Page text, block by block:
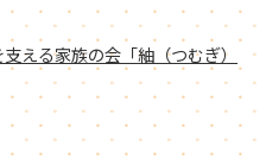
える家族の会「紬（つむぎ）